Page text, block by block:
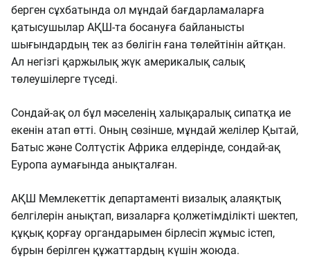
берген сұхбатында ол мұндай бағдарламаларға
қатысушылар АҚШ-та босануға байланысты
шығындардың тек аз бөлігін ғана төлейтінін айтқан.
Ал негізгі қаржылық жүк америкалық салық
төлеушілерге түседі.
Сондай-ақ ол бұл мәселенің халықаралық сипатқа ие
екенін атап өтті. Оның сөзінше, мұндай желілер Қытай,
Батыс және Солтүстік Африка елдерінде, сондай-ақ
Еуропа аумағында анықталған.
АҚШ Мемлекеттік департаменті визалық алаяқтық
белгілерін анықтап, визаларға қолжетімділікті шектеп,
құқық қорғау органдарымен бірлесіп жұмыс істеп,
бұрын берілген құжаттардың күшін жоюда.